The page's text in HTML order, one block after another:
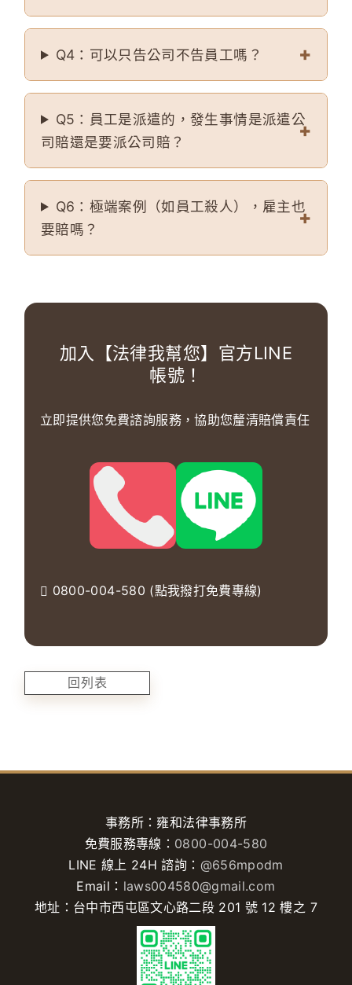
Q4：可以只告公司不告員工嗎？
Q5：員工是派遣的，發生事情是派遣公
司賠還是要派公司賠？
Q6：極端案例（如員工殺人），雇主也
要賠嗎？
加入【法律我幫您】官方LINE
帳號！
立即提供您免費諮詢服務，協助您釐清賠償責任
0800-004-580 (點我撥打免費專線)
回列表
事務所：雍和法律事務所
免費服務專線： 0800-004-580
LINE 線上 24H 諮詢： @656mpodm
Email： laws004580@gmail.com
地址：台中市西屯區文心路二段 201 號 12 樓之 7